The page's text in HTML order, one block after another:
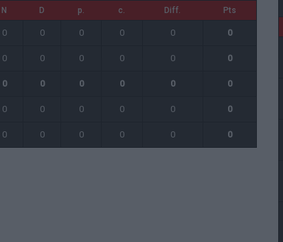
N D p. c. Diff. Pts
0 0 0 0 0 0
0 0 0 0 0 0
0 0 0 0 0 0
0 0 0 0 0 0
0 0 0 0 0 0